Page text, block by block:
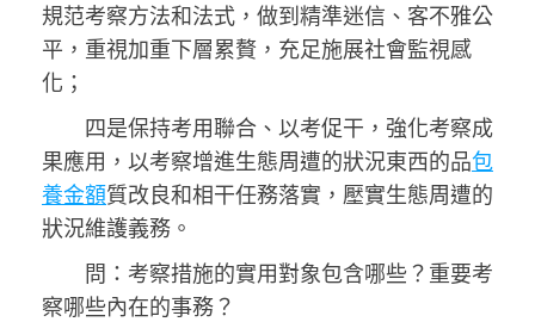
規范考察方法和法式，做到精準迷信、客不雅公
平，重視加重下層累贅，充足施展社會監視感
化；
四是保持考用聯合、以考促干，強化考察成
果應用，以考察增進生態周遭的狀況東西的品包
養金額質改良和相干任務落實，壓實生態周遭的
狀況維護義務。
問：考察措施的實用對象包含哪些？重要考
察哪些內在的事務？